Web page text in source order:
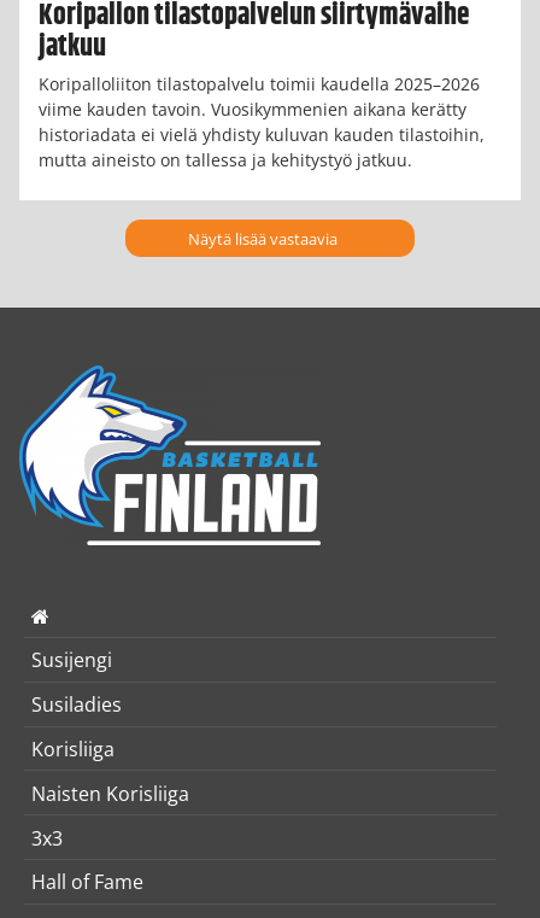
Koripallon tilastopalvelun siirtymävaihe
jatkuu
Koripalloliiton tilastopalvelu toimii kaudella 2025–2026
viime kauden tavoin. Vuosikymmenien aikana kerätty
historiadata ei vielä yhdisty kuluvan kauden tilastoihin,
mutta aineisto on tallessa ja kehitystyö jatkuu.
Näytä lisää vastaavia
Susijengi
Susiladies
Korisliiga
Naisten Korisliiga
3x3
Hall of Fame